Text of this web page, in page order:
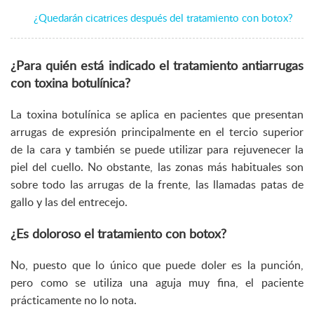
¿Quedarán cicatrices después del tratamiento con botox?
¿Para quién está indicado el tratamiento antiarrugas
con toxina botulínica?
La toxina botulínica se aplica en pacientes que presentan
arrugas de expresión principalmente en el tercio superior
de la cara y también se puede utilizar para rejuvenecer la
piel del cuello. No obstante, las zonas más habituales son
sobre todo las arrugas de la frente, las llamadas patas de
gallo y las del entrecejo.
¿Es doloroso el tratamiento con botox?
No, puesto que lo único que puede doler es la punción,
pero como se utiliza una aguja muy fina, el paciente
prácticamente no lo nota.